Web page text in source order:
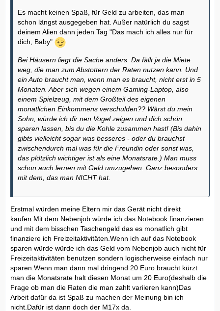
Es macht keinen Spaß, für Geld zu arbeiten, das man
schon längst ausgegeben hat. Außer natürlich du sagst
deinem Alien dann jeden Tag "Das mach ich alles nur für
dich, Baby"
Bei Häusern liegt die Sache anders. Da fällt ja die Miete
weg, die man zum Abstottern der Raten nutzen kann. Und
ein Auto braucht man, wenn man es braucht, nicht erst in 5
Monaten. Aber sich wegen einem Gaming-Laptop, also
einem Spielzeug, mit dem Großteil des eigenen
monatlichen Einkommens verschulden?? Wärst du mein
Sohn, würde ich dir nen Vogel zeigen und dich schön
sparen lassen, bis du die Kohle zusammen hast! (Bis dahin
gibts vielleicht sogar was besseres - oder du brauchst
zwischendurch mal was für die Freundin oder sonst was,
das plötzlich wichtiger ist als eine Monatsrate.) Man muss
schon auch lernen mit Geld umzugehen. Ganz besonders
mit dem, das man NICHT hat.
Erstmal würden meine Eltern mir das Gerät nicht direkt
kaufen.Mit dem Nebenjob würde ich das Notebook finanzieren
und mit dem bisschen Taschengeld das es monatlich gibt
finanziere ich Freizeitaktivitäten.Wenn ich auf das Notebook
sparen würde würde ich das Geld vom Nebenjob auch nicht für
Freizeitaktivitäten benutzen sondern logischerweise einfach nur
sparen.Wenn man dann mal dringend 20 Euro braucht kürzt
man die Monatsrate halt diesen Monat um 20 Euro(deshalb die
Frage ob man die Raten die man zahlt variieren kann)Das
Arbeit dafür da ist Spaß zu machen der Meinung bin ich
nicht.Dafür ist dann doch der M17x da.